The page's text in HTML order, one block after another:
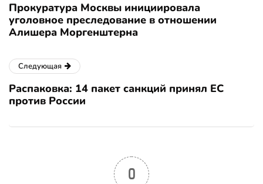
Прокуратура Москвы инициировала
уголовное преследование в отношении
Алишера Моргенштерна
Следующая
Распаковка: 14 пакет санкций принял ЕС
против России
0